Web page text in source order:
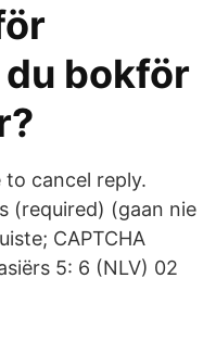
bokför
to cancel reply.
(required) (gaan nie
CAPTCHA
5: 6 (NLV) 02